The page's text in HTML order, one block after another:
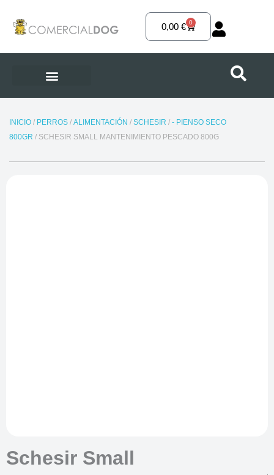
contenido
0,00€ 0
Carrito
INICIO/ PERROS/ ALIMENTACIÓN / SCHESIR / - PIENSO SECO
800GR / SCHESIR SMALL MANTENIMIENTO PESCADO 800G
Schesir Small